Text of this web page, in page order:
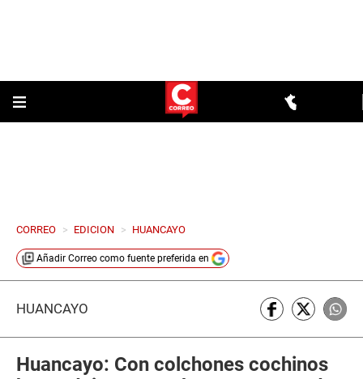
CORREO > EDICION > HUANCAYO
Añadir Correo como fuente preferida en
HUANCAYO
Huancayo: Con colchones cochinos